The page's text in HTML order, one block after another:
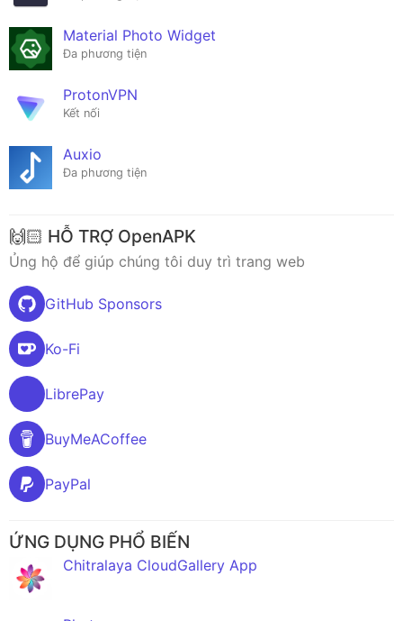
Material Photo Widget
Đa phương tiện
ProtonVPN
Kết nối
Auxio
Đa phương tiện
🙌🏻 HỖ TRỢ OpenAPK
Ủng hộ để giúp chúng tôi duy trì trang web
GitHub Sponsors
Ko-Fi
LibrePay
BuyMeACoffee
PayPal
ỨNG DỤNG PHỔ BIẾN
Chitralaya CloudGallery App